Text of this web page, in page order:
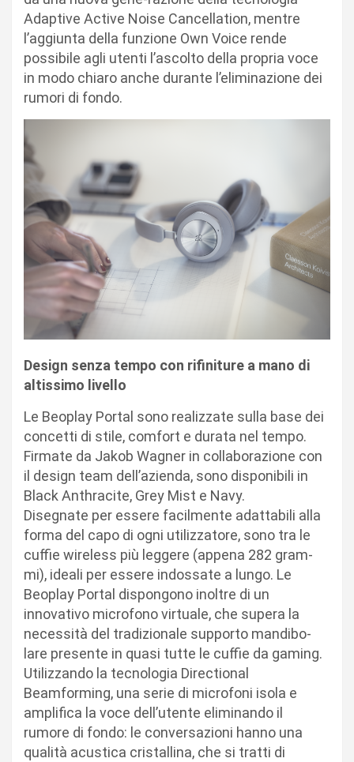
Adaptive Active Noise Cancellation, mentre
l’aggiunta della funzione Own Voice rende
possibile agli utenti l’ascolto della propria voce
in modo chiaro anche durante l’eliminazione dei
rumori di fondo.
Design senza tempo con rifiniture a mano di
altissimo livello
Le Beoplay Portal sono realizzate sulla base dei
concetti di stile, comfort e durata nel tempo.
Firmate da Jakob Wagner in collaborazione con
il design team dell’azienda, sono disponibili in
Black Anthracite, Grey Mist e Navy.
Disegnate per essere facilmente adattabili alla
forma del capo di ogni utilizzatore, sono tra le
cuffie wireless più leggere (appena 282 gram-
mi), ideali per essere indossate a lungo. Le
Beoplay Portal dispongono inoltre di un
innovativo microfono virtuale, che supera la
necessità del tradizionale supporto mandibo-
lare presente in quasi tutte le cuffie da gaming.
Utilizzando la tecnologia Directional
Beamforming, una serie di microfoni isola e
amplifica la voce dell’utente eliminando il
rumore di fondo: le conversazioni hanno una
qualità acustica cristallina, che si tratti di